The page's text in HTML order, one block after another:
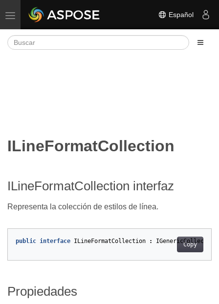
Alternar navegación Español
ILineFormatCollection
ILineFormatCollection interfaz
Representa la colección de estilos de línea.
Copy
public interface ILineFormatCollection : IGenericCollection
Propiedades